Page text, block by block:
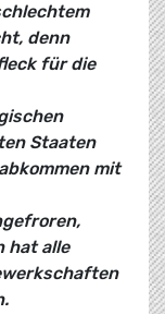
denn
für die
Staaten
mit
hat alle